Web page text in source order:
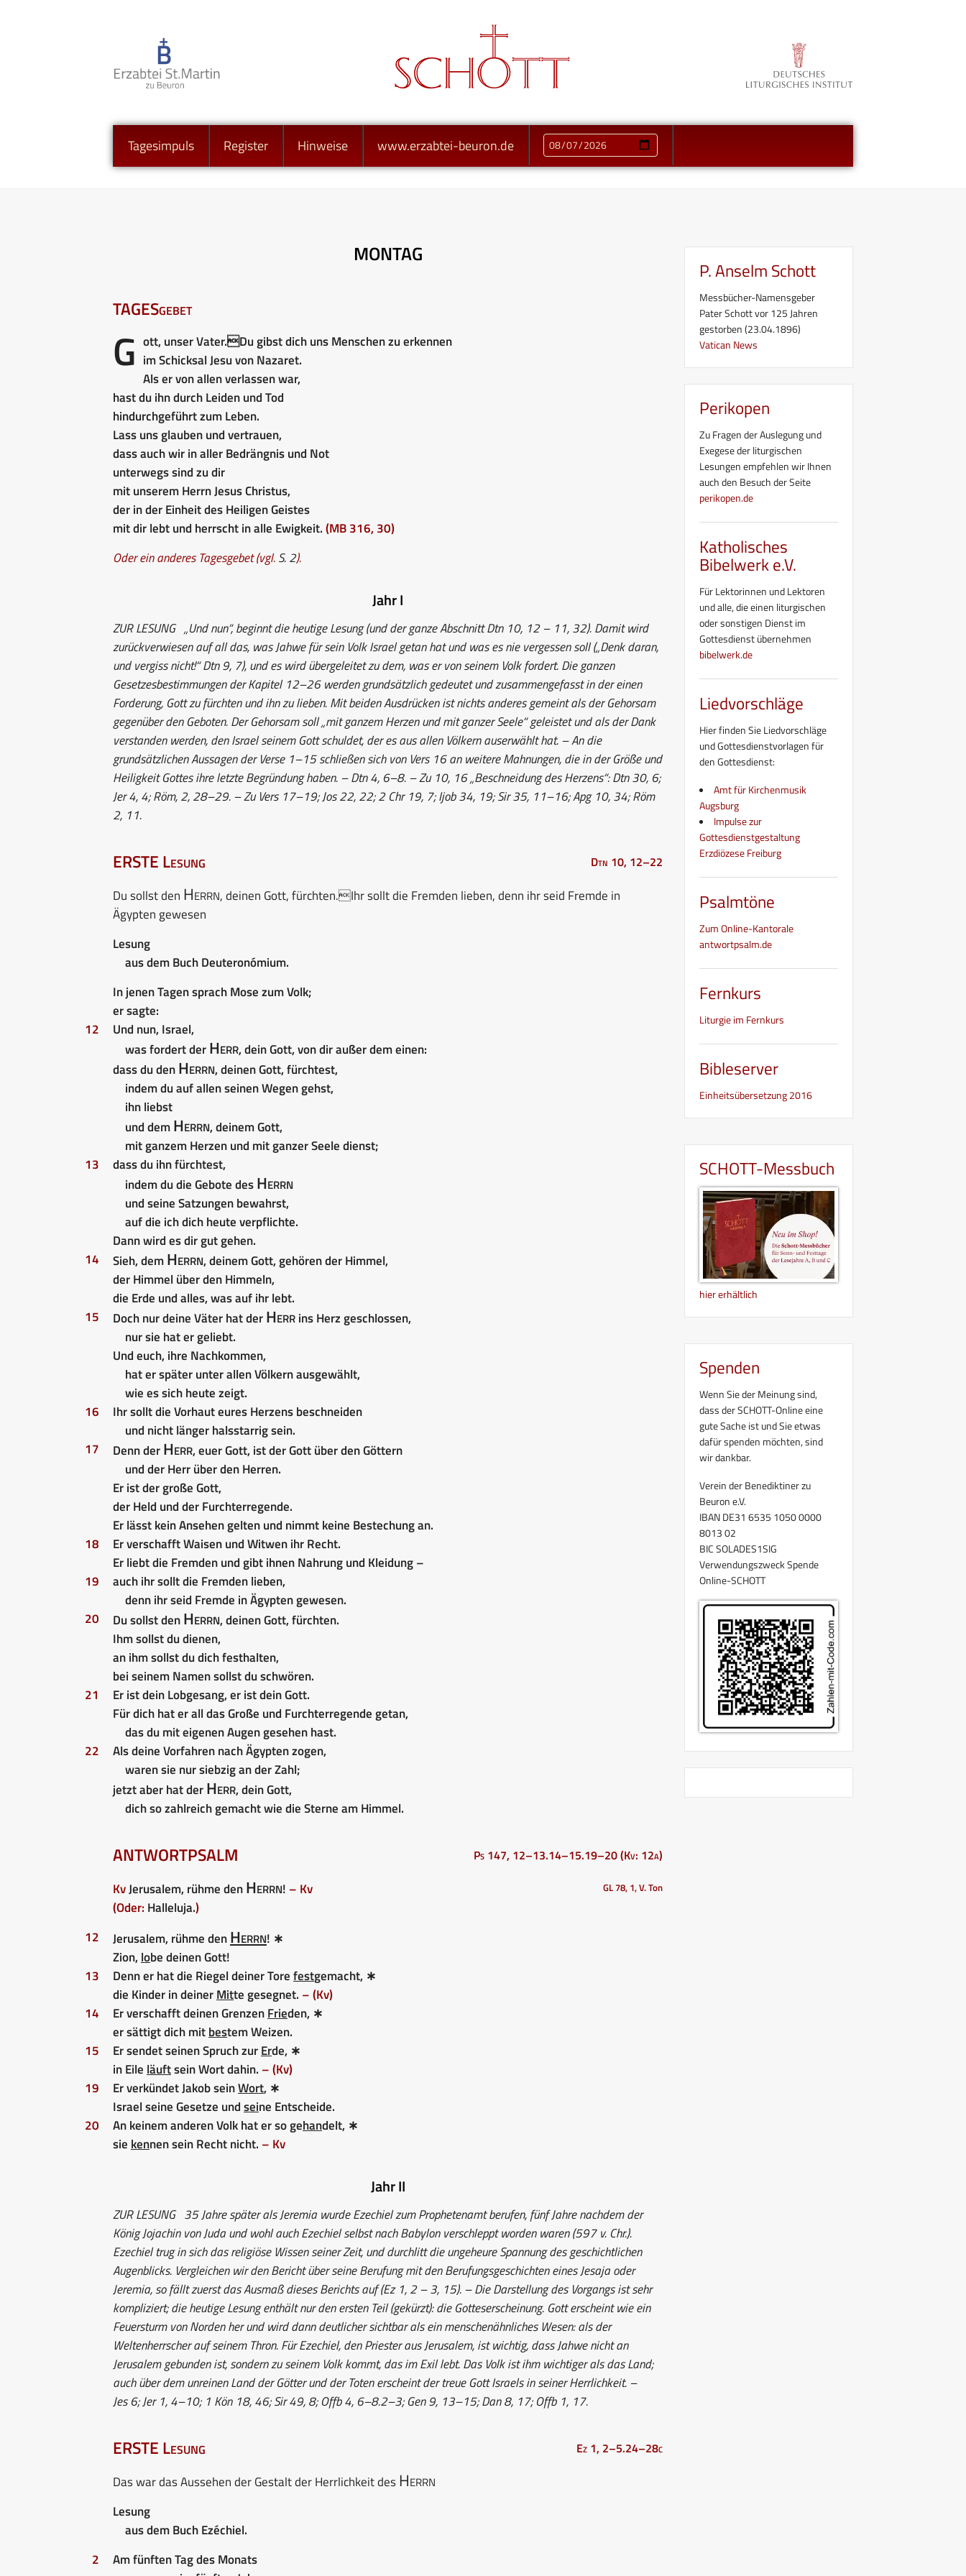
Tagesimpuls Register Hinweise www.erzabtei-beuron.de
MONTAG
TAGESgebet
G ott, unser Vater.Du gibst dich uns Menschen zu erkennen
im Schicksal Jesu von Nazaret.
Als er von allen verlassen war,
hast du ihn durch Leiden und Tod
hindurchgeführt zum Leben.
Lass uns glauben und vertrauen,
dass auch wir in aller Bedrängnis und Not
unterwegs sind zu dir
mit unserem Herrn Jesus Christus,
der in der Einheit des Heiligen Geistes
mit dir lebt und herrscht in alle Ewigkeit.(MB 316, 30)
Oder ein anderes Tagesgebet (vgl.S. 2).
Jahr I
ZUR LESUNG„Und nun“, beginnt die heutige Lesung (und der ganze Abschnitt Dtn 10, 12 – 11, 32). Damit wird
zurückverwiesen auf all das, was Jahwe für sein Volk Israel getan hat und was es nie vergessen soll („Denk daran,
und vergiss nicht!“ Dtn 9, 7), und es wird übergeleitet zu dem, was er von seinem Volk fordert. Die ganzen
Gesetzesbestimmungen der Kapitel 12–26 werden grundsätzlich gedeutet und zusammengefasst in der einen
Forderung, Gott zu fürchten und ihn zu lieben. Mit beiden Ausdrücken ist nichts anderes gemeint als der Gehorsam
gegenüber den Geboten. Der Gehorsam soll „mit ganzem Herzen und mit ganzer Seele“ geleistet und als der Dank
verstanden werden, den Israel seinem Gott schuldet, der es aus allen Völkern auserwählt hat. – An die
grundsätzlichen Aussagen der Verse 1–15 schließen sich von Vers 16 an weitere Mahnungen, die in der Größe und
Heiligkeit Gottes ihre letzte Begründung haben. – Dtn 4, 6–8. – Zu 10, 16 „Beschneidung des Herzens“: Dtn 30, 6;
Jer 4, 4; Röm, 2, 28–29. – Zu Vers 17–19; Jos 22, 22; 2 Chr 19, 7; Ijob 34, 19; Sir 35, 11–16; Apg 10, 34; Röm
2, 11.
ERSTE Lesung Dtn 10, 12–22
Du sollst den Herrn, deinen Gott, fürchten.Ihr sollt die Fremden lieben, denn ihr seid Fremde in
Ägypten gewesen
Lesung
aus dem Buch Deuteronómium.
In jenen Tagen sprach Mose zum Volk;
er sagte:
12
Und nun, Israel,
was fordert derHerr, dein Gott, von dir außer dem einen:
dass du denHerrn, deinen Gott, fürchtest,
indem du auf allen seinen Wegen gehst,
ihn liebst
und demHerrn, deinem Gott,
mit ganzem Herzen und mit ganzer Seele dienst;
13
dass du ihn fürchtest,
indem du die Gebote desHerrn
und seine Satzungen bewahrst,
auf die ich dich heute verpflichte.
Dann wird es dir gut gehen.
14
Sieh, demHerrn, deinem Gott, gehören der Himmel,
der Himmel über den Himmeln,
die Erde und alles, was auf ihr lebt.
15
Doch nur deine Väter hat derHerrins Herz geschlossen,
nur sie hat er geliebt.
Und euch, ihre Nachkommen,
hat er später unter allen Völkern ausgewählt,
wie es sich heute zeigt.
16
Ihr sollt die Vorhaut eures Herzens beschneiden
und nicht länger halsstarrig sein.
17
Denn derHerr, euer Gott, ist der Gott über den Göttern
und der Herr über den Herren.
Er ist der große Gott,
der Held und der Furchterregende.
Er lässt kein Ansehen gelten und nimmt keine Bestechung an.
18
Er verschafft Waisen und Witwen ihr Recht.
Er liebt die Fremden und gibt ihnen Nahrung und Kleidung –
19
auch ihr sollt die Fremden lieben,
denn ihr seid Fremde in Ägypten gewesen.
20
Du sollst denHerrn, deinen Gott, fürchten.
Ihm sollst du dienen,
an ihm sollst du dich festhalten,
bei seinem Namen sollst du schwören.
21
Er ist dein Lobgesang, er ist dein Gott.
Für dich hat er all das Große und Furchterregende getan,
das du mit eigenen Augen gesehen hast.
22
Als deine Vorfahren nach Ägypten zogen,
waren sie nur siebzig an der Zahl;
jetzt aber hat derHerr, dein Gott,
dich so zahlreich gemacht wie die Sterne am Himmel.
ANTWORTPSALM Ps 147, 12–13.14–15.19–20 (Kv: 12a)
KvJerusalem, rühme denHerrn! – Kv GL 78, 1, V. Ton
(Oder: Halleluja.)
12
Jerusalem, rühme denHerrn! ∗
Zion, lobe deinen Gott!
13
Denn er hat die Riegel deiner Torefestgemacht, ∗
die Kinder in deinerMitte gesegnet. – (Kv)
14
Er verschafft deinen GrenzenFrieden, ∗
er sättigt dich mitbestem Weizen.
15
Er sendet seinen Spruch zurErde, ∗
in Eile läuftsein Wort dahin. – (Kv)
19
Er verkündet Jakob seinWort, ∗
Israel seine Gesetze undseine Entscheide.
20
An keinem anderen Volk hat er so gehandelt, ∗
sie kennen sein Recht nicht. – Kv
Jahr II
ZUR LESUNG35 Jahre später als Jeremia wurde Ezechiel zum Prophetenamt berufen, fünf Jahre nachdem der
König Jojachin von Juda und wohl auch Ezechiel selbst nach Babylon verschleppt worden waren (597 v. Chr.).
Ezechiel trug in sich das religiöse Wissen seiner Zeit, und durchlitt die ungeheure Spannung des geschichtlichen
Augenblicks. Vergleichen wir den Bericht über seine Berufung mit den Berufungsgeschichten eines Jesaja oder
Jeremia, so fällt zuerst das Ausmaß dieses Berichts auf (Ez 1, 2 – 3, 15). – Die Darstellung des Vorgangs ist sehr
kompliziert; die heutige Lesung enthält nur den ersten Teil (gekürzt): die Gotteserscheinung. Gott erscheint wie ein
Feuersturm von Norden her und wird dann deutlicher sichtbar als ein menschenähnliches Wesen: als der
Weltenherrscher auf seinem Thron. Für Ezechiel, den Priester aus Jerusalem, ist wichtig, dass Jahwe nicht an
Jerusalem gebunden ist, sondern zu seinem Volk kommt, das im Exil lebt. Das Volk ist ihm wichtiger als das Land;
auch über dem unreinen Land der Götter und der Toten erscheint der treue Gott Israels in seiner Herrlichkeit. –
Jes 6; Jer 1, 4–10; 1 Kön 18, 46; Sir 49, 8; Offb 4, 6–8.2–3; Gen 9, 13–15; Dan 8, 17; Offb 1, 17.
ERSTE Lesung Ez 1, 2–5.24–28c
Das war das Aussehen der Gestalt der Herrlichkeit desHerrn
Lesung
aus dem Buch Ezéchiel.
2
Am fünften Tag des Monats
P. Anselm Schott
Messbücher-Namensgeber
Pater Schott vor 125 Jahren
gestorben (23.04.1896)
Vatican News
Perikopen
Zu Fragen der Auslegung und
Exegese der liturgischen
Lesungen empfehlen wir Ihnen
auch den Besuch der Seite
perikopen.de
Katholisches
Bibelwerk e.V.
Für Lektorinnen und Lektoren
und alle, die einen liturgischen
oder sonstigen Dienst im
Gottesdienst übernehmen
bibelwerk.de
Liedvorschläge
Hier finden Sie Liedvorschläge
und Gottesdienstvorlagen für
den Gottesdienst:
Amt für Kirchenmusik
Augsburg
Impulse zur
Gottesdienstgestaltung
Erzdiözese Freiburg
Psalmtöne
Zum Online-Kantorale
antwortpsalm.de
Fernkurs
Liturgie im Fernkurs
Bibleserver
Einheitsübersetzung 2016
SCHOTT-Messbuch
hier erhältlich
Spenden
Wenn Sie der Meinung sind,
dass der SCHOTT-Online eine
gute Sache ist und Sie etwas
dafür spenden möchten, sind
wir dankbar.
Verein der Benediktiner zu
Beuron e.V.
IBAN DE31 6535 1050 0000
8013 02
BIC SOLADES1SIG
Verwendungszweck Spende
Online-SCHOTT